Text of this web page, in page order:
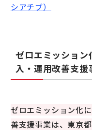
シアチブ）
ゼロエミッショ
入・運用改善支援
ゼロエミッション化
善支援事業は、東京